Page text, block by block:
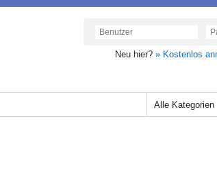
Neu hier? » Kostenlos
Alle Kategorien